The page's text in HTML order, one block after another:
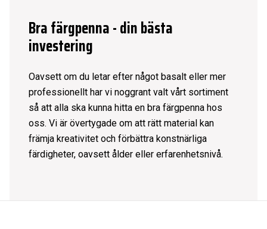
Bra färgpenna - din bästa
investering
Oavsett om du letar efter något basalt eller mer
professionellt har vi noggrant valt vårt sortiment
så att alla ska kunna hitta en bra färgpenna hos
oss. Vi är övertygade om att rätt material kan
främja kreativitet och förbättra konstnärliga
färdigheter, oavsett ålder eller erfarenhetsnivå.